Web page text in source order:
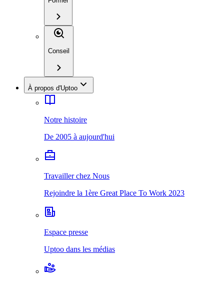
Conseil
À propos d'Uptoo
Notre histoire
De 2005 à aujourd'hui
Travailler chez Nous
Rejoindre la 1ère Great Place To Work 2023
Espace presse
Uptoo dans les médias